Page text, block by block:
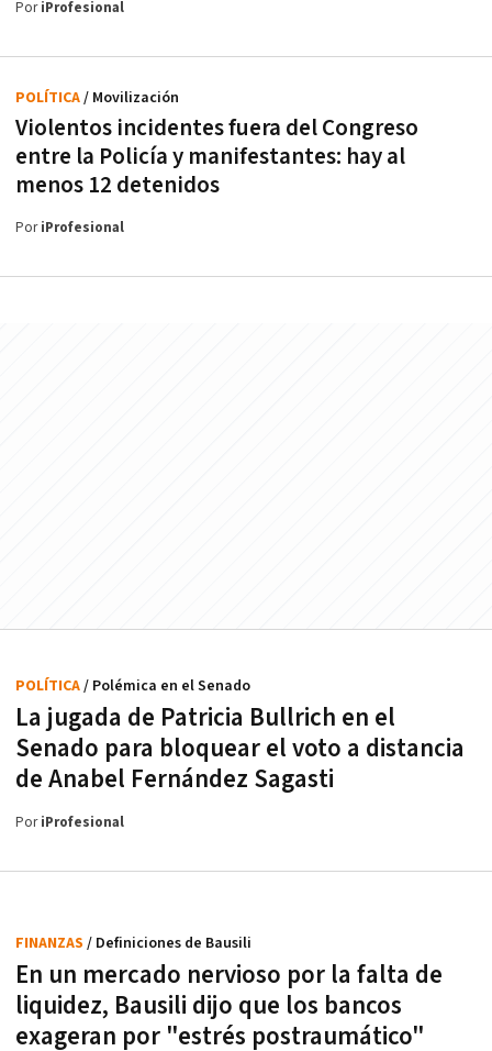
PoriProfesional
Violentos incidentes fuera del Congreso
entre la Policía y manifestantes: hay al
menos 12 detenidos
POLÍTICA/ Movilización
PoriProfesional
La jugada de Patricia Bullrich en el
Senado para bloquear el voto a distancia
de Anabel Fernández Sagasti
POLÍTICA/ Polémica en el Senado
PoriProfesional
En un mercado nervioso por la falta de
liquidez, Bausili dijo que los bancos
exageran por "estrés postraumático"
FINANZAS / Definiciones de Bausili